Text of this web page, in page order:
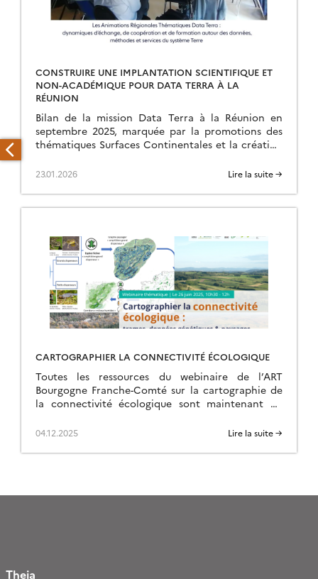
CONSTRUIRE UNE IMPLANTATION SCIENTIFIQUE ET
NON-ACADÉMIQUE POUR DATA TERRA À LA
RÉUNION
Bilan de la mission Data Terra à la Réunion en
septembre 2025, marquée par la promotions des
thématiques Surfaces Continentales et la création
23.01.2026 Lire la suite →
CARTOGRAPHIER LA CONNECTIVITÉ ÉCOLOGIQUE
Toutes les ressources du webinaire de l’ART
Bourgogne Franche-Comté sur la cartographie de
la connectivité écologique sont maintenant en
04.12.2025 Lire la suite →
Theia